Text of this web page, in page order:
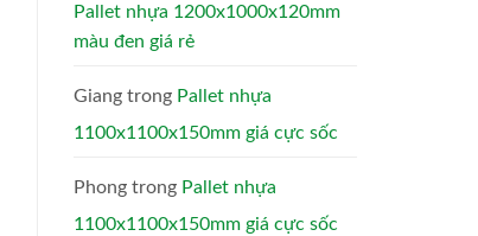
Pallet nhựa 1200x1000x120mm
màu đen giá rẻ
Giang trong Pallet nhựa
1100x1100x150mm giá cực sốc
Phong trong Pallet nhựa
1100x1100x150mm giá cực sốc